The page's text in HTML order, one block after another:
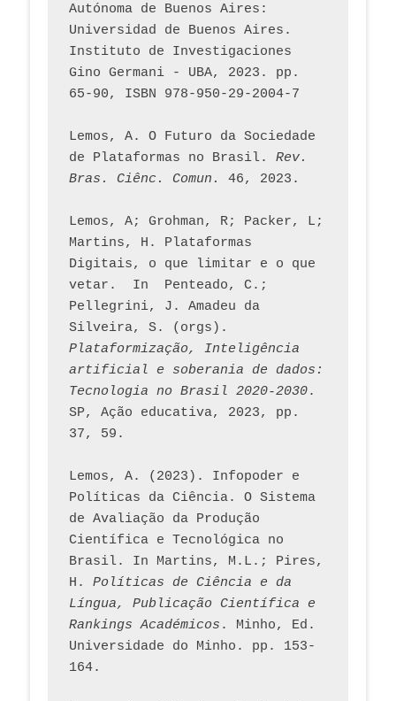
Autónoma de Buenos Aires:
Universidad de Buenos Aires.
Instituto de Investigaciones
Gino Germani - UBA, 2023. pp.
65-90, ISBN 978-950-29-2004-7
Lemos, A. O Futuro da Sociedade
de Plataformas no Brasil. Rev.
Bras. Ciênc. Comun.
Lemos, A; Grohman, R; Packer, L;
Martins, H. Plataformas
Digitais, o que limitar e o que
vetar.  In  Penteado, C.;
Pellegrini, J. Amadeu da
Plataformização, Inteligência
artificial e soberania de dados:
Tecnologia no Brasil 2020-2030.
SP, Ação educativa, 2023, pp.
37, 59.
Lemos, A. (2023). Infopoder e
Políticas da Ciência. O Sistema
de Avaliação da Produção
Científica e Tecnológica no
Brasil. In Martins, M.L.; Pires,
H. Políticas de Ciência e da
Língua, Publicação Científica e
Rankings Académicos . Minho, Ed.
Universidade do Minho. pp. 153-
164.